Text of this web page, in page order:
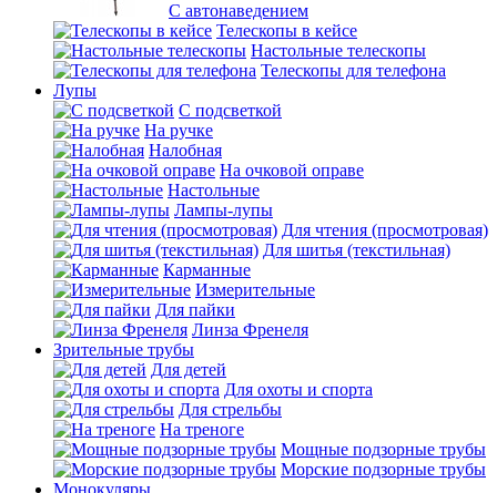
С автонаведением
Телескопы в кейсе
Настольные телескопы
Телескопы для телефона
Лупы
С подсветкой
На ручке
Налобная
На очковой оправе
Настольные
Лампы-лупы
Для чтения (просмотровая)
Для шитья (текстильная)
Карманные
Измерительные
Для пайки
Линза Френеля
Зрительные трубы
Для детей
Для охоты и спорта
Для стрельбы
На треноге
Мощные подзорные трубы
Морские подзорные трубы
Монокуляры